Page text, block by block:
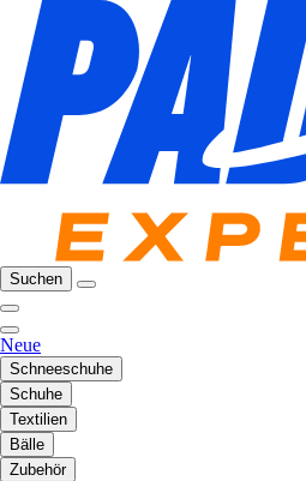
Suchen
Neue
Schneeschuhe
Schuhe
Textilien
Bälle
Zubehör